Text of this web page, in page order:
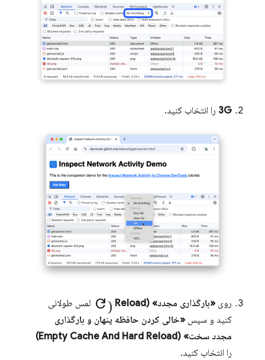
3G را انتخاب کنید.
روی «بارگذاری مجدد» (Reload refresh) لمس طولانی
کنید و سپس «خالی کردن حافظه پنهان و بارگذاری
مجدد سخت» (Empty Cache And Hard Reload)
را انتخاب کنید.